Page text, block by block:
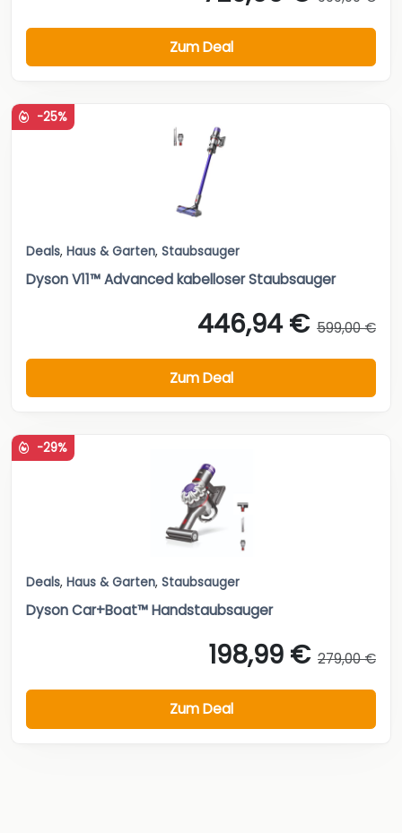
Zum Deal
-25%
Deals, Haus & Garten, Staubsauger
Dyson V11™ Advanced kabelloser Staubsauger
446,94 € 599,00 €
Zum Deal
-29%
Deals, Haus & Garten, Staubsauger
Dyson Car+Boat™ Handstaubsauger
198,99 € 279,00 €
Zum Deal